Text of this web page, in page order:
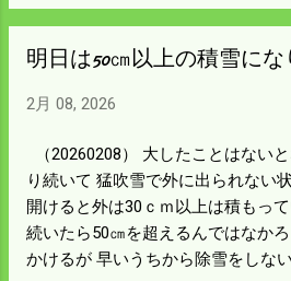
持っていくが車体
わかる。 トラクタ
んだ頃だった。 雪
するほどのことで
バッテリートラブ
たのは 初めての経
使えるようにはな
明日は50㎝以上の積雪にな
2月 08, 2026
（20260208） 大したことはない
り続いて 猛吹雪で外に出られない
開けると外は30ｃｍ以上は積もっ
続いたら50㎝を超えるんではなか
かけるが 早いうちから除雪をしな